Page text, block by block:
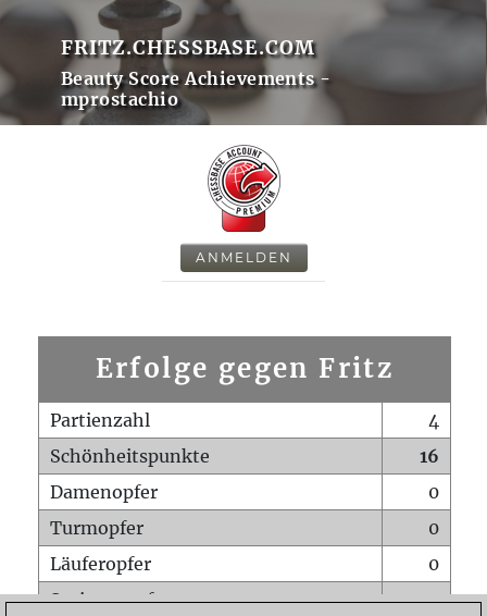
FRITZ.CHESSBASE.COM
Beauty Score Achievements -
mprostachio
ANMELDEN
Erfolge gegen Fritz
Partienzahl
4
Schönheitspunkte
16
Damenopfer
0
Turmopfer
0
Läuferopfer
0
Springeropfer
0